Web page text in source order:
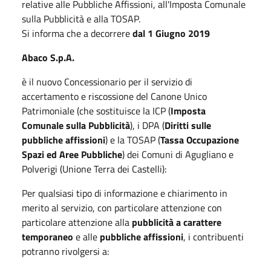
relative alle Pubbliche Affissioni, all'Imposta Comunale
sulla Pubblicità e alla TOSAP.
Si informa che a decorreredal 1 Giugno 2019
Abaco S.p.A.
è il nuovo Concessionario per il servizio di
accertamento e riscossione del Canone Unico
Patrimoniale (che sostituisce la ICP (Imposta
Comunale sulla Pubblicità), i DPA (Diritti sulle
pubbliche affissioni) e la TOSAP (Tassa Occupazione
Spazi ed Aree Pubbliche) dei Comuni di Agugliano e
Polverigi (Unione Terra dei Castelli):
Per qualsiasi tipo di informazione e chiarimento in
merito al servizio, con particolare attenzione con
particolare attenzione alla pubblicità a carattere
temporaneo e alle pubbliche affissioni, i contribuenti
potranno rivolgersi a: